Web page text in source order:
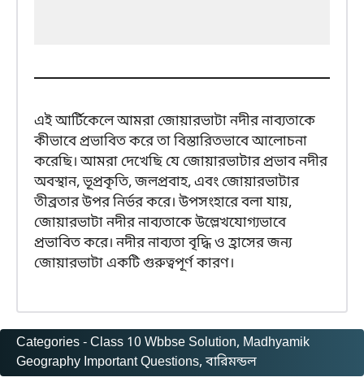
এই আর্টিকেলে আমরা জোয়ারভাটা নদীর নাব্যতাকে
কীভাবে প্রভাবিত করে তা বিস্তারিতভাবে আলোচনা
করেছি। আমরা দেখেছি যে জোয়ারভাটার প্রভাব নদীর
অবস্থান, ভূপ্রকৃতি, জলপ্রবাহ, এবং জোয়ারভাটার
তীব্রতার উপর নির্ভর করে। উপসংহারে বলা যায়,
জোয়ারভাটা নদীর নাব্যতাকে উল্লেখযোগ্যভাবে
প্রভাবিত করে। নদীর নাব্যতা বৃদ্ধি ও হ্রাসের জন্য
জোয়ারভাটা একটি গুরুত্বপূর্ণ কারণ।
Categories -Class 10 Wbbse Solution, Madhyamik
Geography Important Questions, বারিমন্ডল